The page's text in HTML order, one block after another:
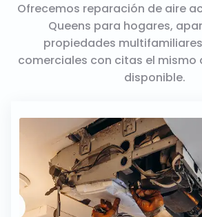
Ofrecemos reparación de aire
Queens para hogares,
propiedades
comerciales con citas el mismo
disponible.